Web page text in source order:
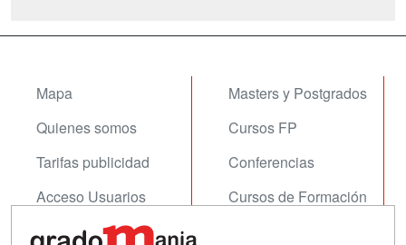
Mapa
Quienes somos
Tarifas publicidad
Acceso Usuarios
Acceso Centros
Masters y Postgrados
Cursos FP
Conferencias
Cursos de Formación